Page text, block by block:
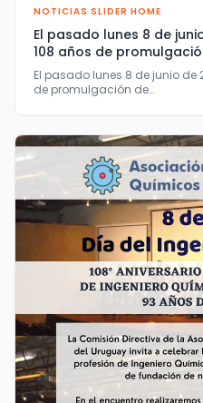
NOTICIAS SLIDER HOME
El pasado lunes 8 de
108 años de
El pasado lunes 8 de junio de
de promulgación de…